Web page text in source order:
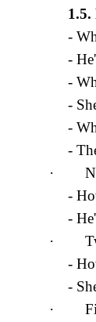
-
-
-
-
-
-
·
-
-
·
-
-
·